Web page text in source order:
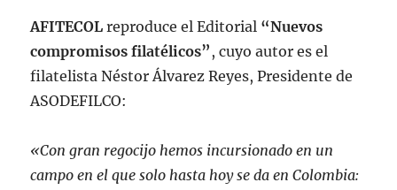
AFITECOL reproduce el Editorial “Nuevos
compromisos filatélicos” , cuyo autor es el
filatelista Néstor Álvarez Reyes, Presidente de
ASODEFILCO:
«Con gran regocijo hemos incursionado en un
campo en el que solo hasta hoy se da en Colombia: